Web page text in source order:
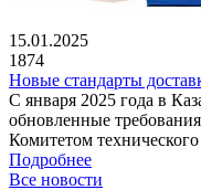
15.01.2025
1874
Новые стандарты
С января 2025 года в
обновленные
Комитетом
Подробнее
Все новости